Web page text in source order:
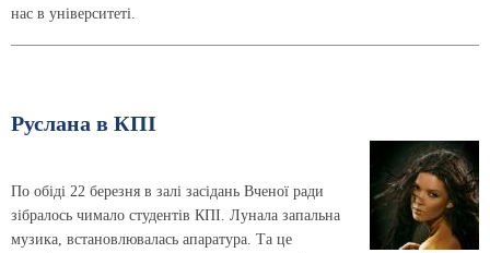
нас в університеті.
Руслана в КПI
По обіді 22 березня в залі засідань Вченої ради
зібралось чимало студентів КПІ. Лунала запальна
музика, встановлювалась апаратура. Та це